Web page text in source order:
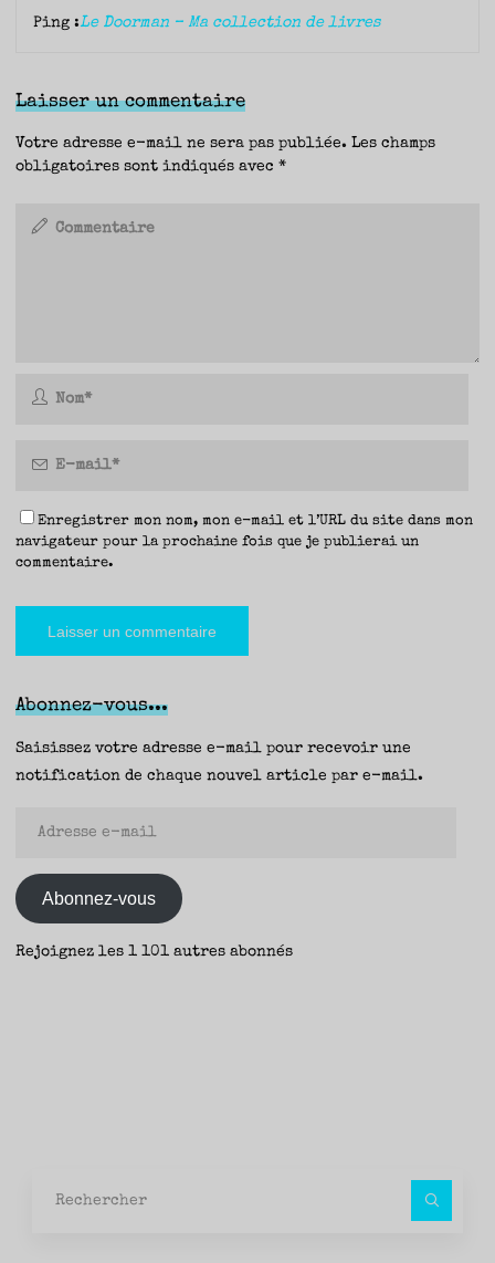
Ping :Le Doorman – Ma collection de livres
Laisser un commentaire
Votre adresse e-mail ne sera pas publiée. Les champs
obligatoires sont indiqués avec*
Enregistrer mon nom, mon e-mail et l’URL du site dans mon
navigateur pour la prochaine fois que je publierai un
commentaire.
Abonnez-vous...
Saisissez votre adresse e-mail pour recevoir une
notification de chaque nouvel article par e-mail.
mail
Abonnez-vous
Rejoignez les 1 101 autres abonnés